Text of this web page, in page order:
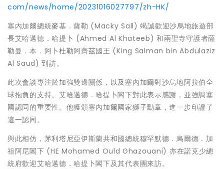
com/news/home/20231016027797/zh-HK/
塞內加爾總統麥基．薩勒 (Macky Sall) 竭誠歡迎沙烏地旅遊部
長艾哈邁德．哈提卜 (Ahmed Al Khateeb) 和兩聖寺守護者薩
勒曼．本．阿卜杜勒阿齊茲國王 (King Salman bin Abdulaziz
Al Saud) 到訪。
此次會談專注於加強雙邊關係，以及塞內加爾對沙烏地阿拉伯全
球抱負的支持。艾哈邁德．哈提卜閣下對此表示感謝，並強調塞
國認同的重要性。他獲頒塞內加爾國家獅子勳章，進一步印證了
這一認同。
與此相仿，茅利塔尼亞伊斯蘭共和國總統穆罕默德．烏爾德．加
祖阿尼閣下 (HE Mohamed Ould Ghazouani) 亦在諾克少總
統府歡迎艾哈邁德．哈提卜閣下及其代表團來訪。